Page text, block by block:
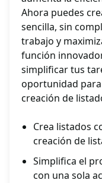
Ahora puedes
sencilla, sin
trabajo y
función
simplificar tus
oportunidad
creación de
Crea listados
creación de
Simplifica el
con una sola